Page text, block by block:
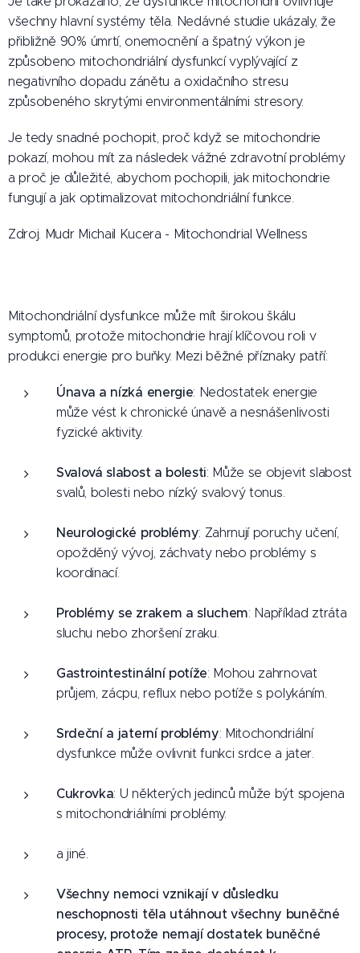
všechny hlavní systémy těla. Nedávné studie ukázaly, že
přibližně 90% úmrtí, onemocnění a špatný výkon je
způsobeno mitochondriální dysfunkcí vyplývající z
negativního dopadu zánětu a oxidačního stresu
způsobeného skrytými environmentálními stresory.
Je tedy snadné pochopit, proč když se mitochondrie
pokazí, mohou mít za následek vážné zdravotní problémy
a proč je důležité, abychom pochopili, jak mitochondrie
fungují a jak optimalizovat mitochondriální funkce.
Zdroj. Mudr Michail Kucera - Mitochondrial Wellness
Mitochondriální dysfunkce může mít širokou škálu
symptomů, protože mitochondrie hrají klíčovou roli v
produkci energie pro buňky. Mezi běžné příznaky patří:
Únava a nízká energie: Nedostatek energie
může vést k chronické únavě a nesnášenlivosti
fyzické aktivity.
Svalová slabost a bolesti: Může se objevit slabost
svalů, bolesti nebo nízký svalový tonus.
Neurologické problémy: Zahrnují poruchy učení,
opožděný vývoj, záchvaty nebo problémy s
koordinací.
Problémy se zrakem a sluchem: Například ztráta
sluchu nebo zhoršení zraku.
Gastrointestinální potíže: Mohou zahrnovat
průjem, zácpu, reflux nebo potíže s polykáním.
Srdeční a jaterní problémy: Mitochondriální
dysfunkce může ovlivnit funkci srdce a jater.
Cukrovka: U některých jedinců může být spojena
s mitochondriálními problémy.
a jiné.
Všechny nemoci vznikají v důsledku
neschopnosti těla utáhnout všechny buněčné
procesy, protože nemají dostatek buněčné